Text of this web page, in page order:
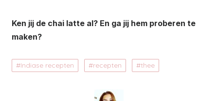
Ken jij de chai latte al? En ga jij hem proberen te
maken?
Indiase recepten recepten thee